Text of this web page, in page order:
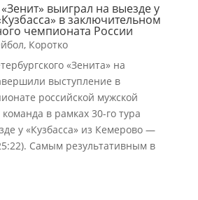
выиграл на выезде у
в заключительном
чемпионата России
, Коротко
«Зенита» на
выступление в
российской мужской
в рамках 30-го тура
у «Кузбасса» из Кемерово —
Самым результативным в